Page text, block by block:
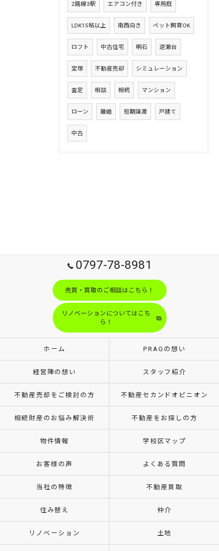
2路線3駅 エアコン付き 専用庭
LDK15帖以上 南西向き ペット飼育OK
ロフト 中古住宅 明石 逆瀬台
宝塚 不動産売却 シミュレーション
査定 相談 相続 マンション
ローン 離婚 短期譲渡 戸建て
中古
0797-78-8981
売買・買取のご相談はこちら！
リノベーションについてはこち
ら！
ホーム PRAGの想い
経営陣の想い スタッフ紹介
不動産売却をご検討の方 不動産セカンドオピニオン
相続財産のお悩み解決術 不動産をお探しの方
物件情報 学校区マップ
お客様の声 よくある質問
当社の特徴 不動産買取
住み替え 仲介
リノベーション 土地